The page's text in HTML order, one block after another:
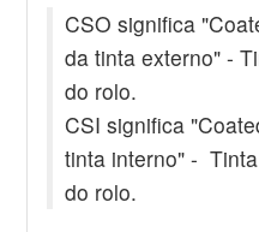
CSO significa
da tinta externo" -
do rolo.
CSI significa
tinta interno" -
do rolo.